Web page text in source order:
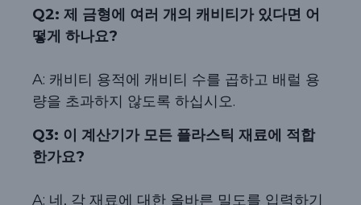
Q2: 제 금형에 여러 개의 캐비티가 있다면 어
떻게 하나요?
A: 캐비티 용적에 캐비티 수를 곱하고 배럴 용
량을 초과하지 않도록 하십시오.
Q3: 이 계산기가 모든 플라스틱 재료에 적합
한가요?
A: 네, 각 재료에 대한 올바른 밀도를 입력하기